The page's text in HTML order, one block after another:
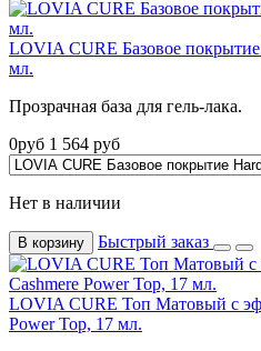
LOVIA CURE Базовое
мл.
Прозрачная база для гель-лака.
0руб 1 564 руб
Нет в наличии
В корзину Быстрый заказ
LOVIA CURE Топ Матовый с
Power Top, 17 мл.